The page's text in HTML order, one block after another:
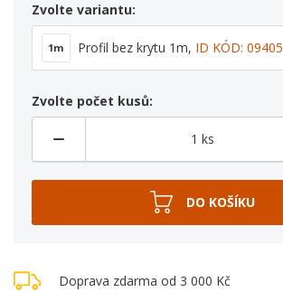
Zvolte variantu:
1m Profil bez krytu 1m, ID KÓD: 09405
Zvolte počet kusů:
Doprava zdarma od 3 000 Kč